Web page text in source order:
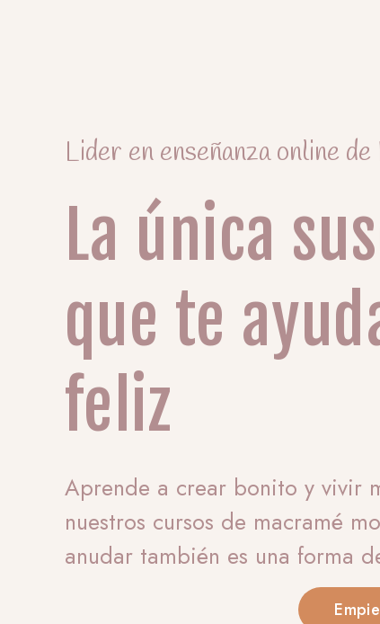
Lider en enseñanza online
La única
que te
feliz
Aprende a crear bonito y vivir
nuestros cursos de macramé
anudar también es una forma